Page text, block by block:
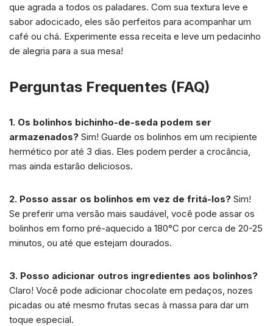
que agrada a todos os paladares. Com sua textura leve e
sabor adocicado, eles são perfeitos para acompanhar um
café ou chá. Experimente essa receita e leve um pedacinho
de alegria para a sua mesa!
Perguntas Frequentes (FAQ)
1. Os bolinhos bichinho-de-seda podem ser
armazenados? Sim! Guarde os bolinhos em um recipiente
hermético por até 3 dias. Eles podem perder a crocância,
mas ainda estarão deliciosos.
2. Posso assar os bolinhos em vez de fritá-los? Sim!
Se preferir uma versão mais saudável, você pode assar os
bolinhos em forno pré-aquecido a 180°C por cerca de 20-25
minutos, ou até que estejam dourados.
3. Posso adicionar outros ingredientes aos bolinhos?
Claro! Você pode adicionar chocolate em pedaços, nozes
picadas ou até mesmo frutas secas à massa para dar um
toque especial.